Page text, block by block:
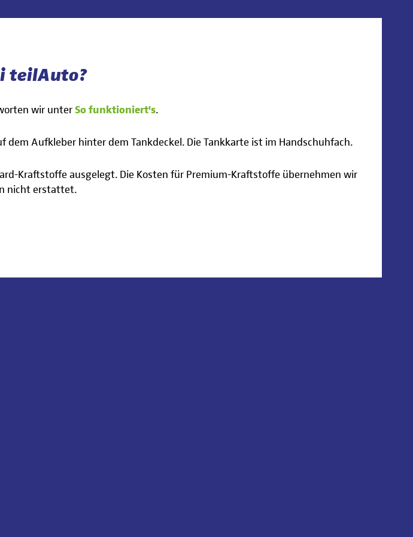
teilAuto?
wir unter So funktioniert's.
dem Aufkleber hinter dem Tankdeckel. Die Tankkarte ist im Handschuhfach.
Kraftstoffe ausgelegt. Die Kosten für Premium-Kraftstoffe übernehmen wir
nicht erstattet.